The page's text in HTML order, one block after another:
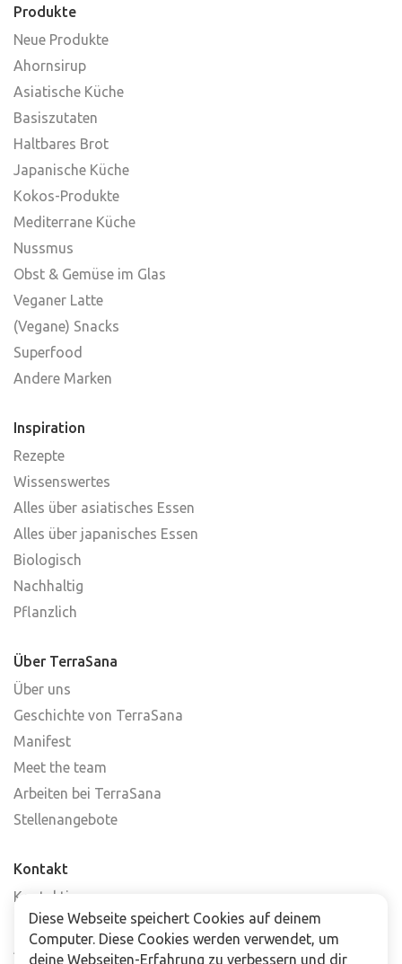
Produkte
Neue Produkte
Ahornsirup
Asiatische Küche
Basiszutaten
Haltbares Brot
Japanische Küche
Kokos-Produkte
Mediterrane Küche
Nussmus
Obst & Gemüse im Glas
Veganer Latte
(Vegane) Snacks
Superfood
Andere Marken
Inspiration
Rezepte
Wissenswertes
Alles über asiatisches Essen
Alles über japanisches Essen
Biologisch
Nachhaltig
Pflanzlich
Über TerraSana
Über uns
Geschichte von TerraSana
Manifest
Meet the team
Arbeiten bei TerraSana
Stellenangebote
Kontakt
Kontaktiere uns
Häufig gestellte Fragen
Abonniere unseren Newsletter
Diese Webseite speichert Cookies auf deinem
Computer. Diese Cookies werden verwendet, um
deine Webseiten-Erfahrung zu verbessern und dir